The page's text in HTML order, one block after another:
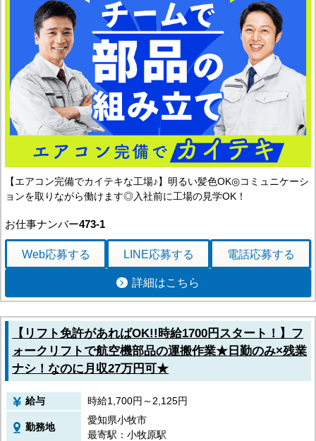
【エアコン完備でカイテキな工場♪】明るい髪色OK◎コミュニケーシ
ョンを取りながら働けます◎入社前に工場の見学OK！
お仕事ナンバー473-1
Web応募する LINE応募する 電話応募する
詳細はこちら
【リフト免許があればOK!!時給1700円スタート！】フ
ォークリフトで航空機部品の運搬作業★日勤のみ×残業
ナシ！なのに月収27万円可★
給与 時給1,700円～2,125円
勤務地
愛知県小牧市
最寄駅：小牧原駅